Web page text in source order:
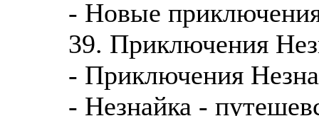
- Новые
39. Приключения
- Приключения
- Незнайка -